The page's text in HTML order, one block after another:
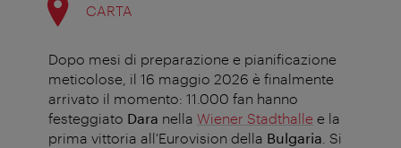
CARTA
Dopo mesi di preparazione e pianificazione
meticolose, il 16 maggio 2026 è finalmente
arrivato il momento: 11.000 fan hanno
festeggiato Dara nella Wiener Stadthalle e la
prima vittoria all'Eurovision della Bulgaria . Si